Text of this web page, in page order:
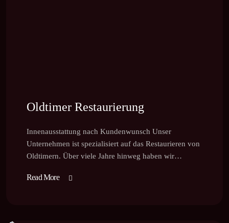
Oldtimer Restaurierung
Innenausstattung nach Kundenwunsch Unser
Unternehmen ist spezialisiert auf das Restaurieren von
Oldtimern. Über viele Jahre hinweg haben wir…
Read More